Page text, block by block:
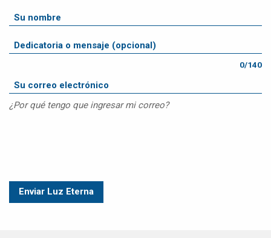
0/140
¿Por qué tengo que ingresar mi correo?